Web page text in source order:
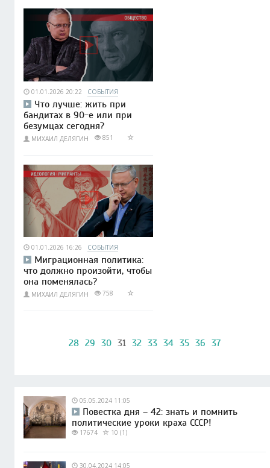
01.01.2026 20:22 СОБЫТИЯ
Что лучше: жить при
бандитах в 90-е или при
безумцах сегодня?
МИХАИЛ ДЕЛЯГИН 851
01.01.2026 16:26 СОБЫТИЯ
Миграционная политика:
что должно произойти, чтобы
она поменялась?
МИХАИЛ ДЕЛЯГИН 758
28 29 30 31 32 33 34 35 36 37
05.05.2024 11:05
Повестка дня – 42: знать и помнить
политические уроки краха СССР!
17674 10 (1)
30.04.2024 14:05